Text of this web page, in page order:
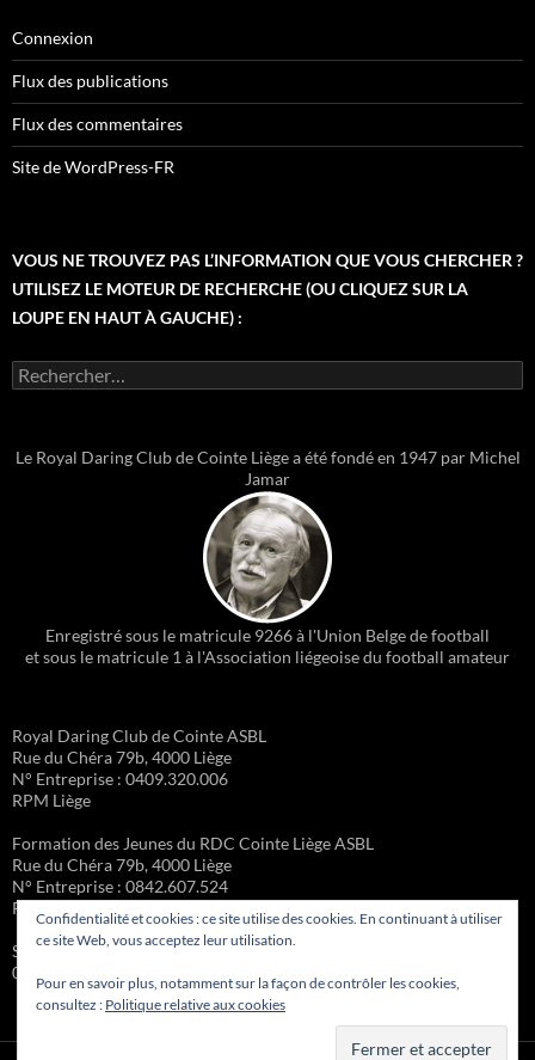
Connexion
Flux des publications
Flux des commentaires
Site de WordPress-FR
VOUS NE TROUVEZ PAS L’INFORMATION QUE VOUS CHERCHER ?
UTILISEZ LE MOTEUR DE RECHERCHE (OU CLIQUEZ SUR LA
LOUPE EN HAUT À GAUCHE) :
Rechercher :
Le Royal Daring Club de Cointe Liège a été fondé en 1947 par Michel
Jamar
Enregistré sous le matricule 9266 à l'Union Belge de football
et sous le matricule 1 à l'Association liégeoise du football amateur
Royal Daring Club de Cointe ASBL
Rue du Chéra 79b, 4000 Liège
N° Entreprise : 0409.320.006
RPM Liège
Formation des Jeunes du RDC Cointe Liège ASBL
Rue du Chéra 79b, 4000 Liège
N° Entreprise : 0842.607.524
RPM Liège
Site administré par la Formation des Jeunes – Michel Gueury :
0473/98.45.85
Confidentialité et cookies : ce site utilise des cookies. En continuant à utiliser
ce site Web, vous acceptez leur utilisation.
Pour en savoir plus, notamment sur la façon de contrôler les cookies,
consultez : Politique relative aux cookies